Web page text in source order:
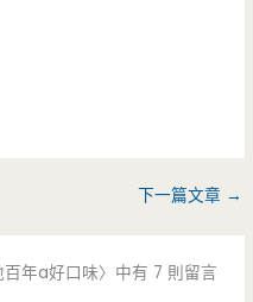
下一篇文章 →
年a好口味〉中有 7 則留言